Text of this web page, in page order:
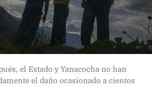
el Estado y Yanacocha no han
el daño ocasionado a cientos